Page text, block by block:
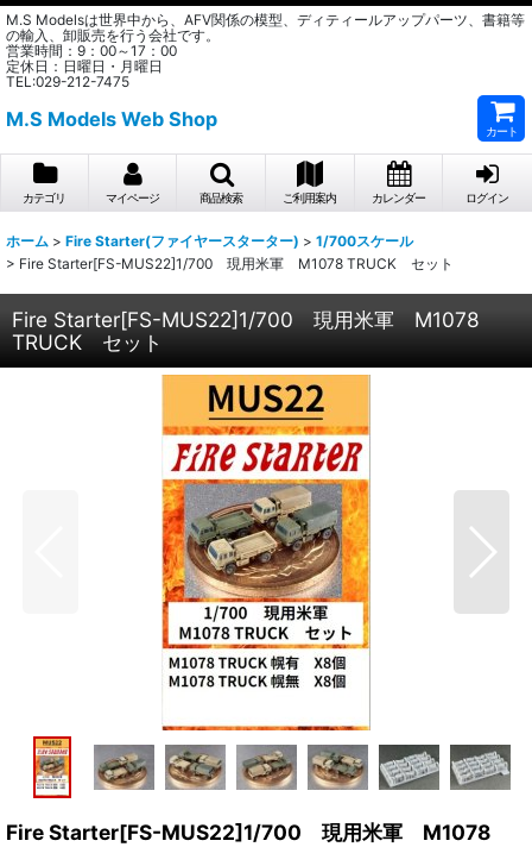
M.S Modelsは世界中から、AFV関係の模型、ディティールアップパーツ、書籍等
の輸入、卸販売を行う会社です。
営業時間：9：00～17：00
定休日：日曜日・月曜日
TEL:029-212-7475
M.S Models Web Shop
カート
カテゴリ マイページ 商品検索 ご利用案内 カレンダー ログイン
ホーム > Fire Starter(ファイヤースターター) > 1/700スケール
> Fire Starter[FS-MUS22]1/700 現用米軍 M1078 TRUCK セット
Fire Starter[FS-MUS22]1/700 現用米軍 M1078
TRUCK セット
Fire Starter[FS-MUS22]1/700 現用米軍 M1078